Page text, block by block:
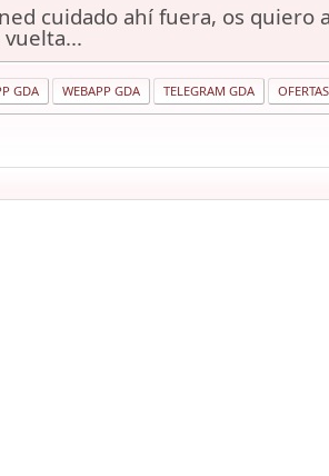
cuidado ahí fuera, os quiero
vuelta...
GDA WEBAPP GDA TELEGRAM GDA